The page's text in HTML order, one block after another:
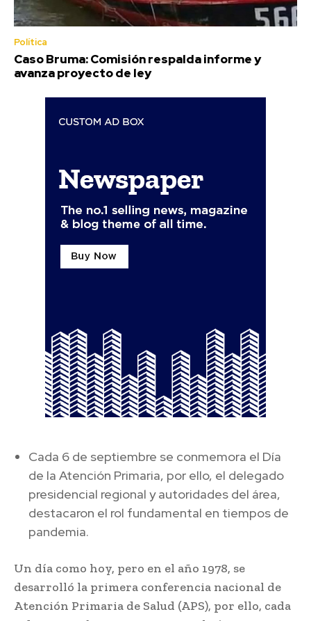
Política
Caso Bruma: Comisión respalda informe y
avanza proyecto de ley
Cada 6 de septiembre se conmemora el Día
de la Atención Primaria, por ello, el delegado
presidencial regional y autoridades del área,
destacaron el rol fundamental en tiempos de
pandemia.
Un día como hoy, pero en el año 1978, se
desarrolló la primera conferencia nacional de
Atención Primaria de Salud (APS), por ello, cada